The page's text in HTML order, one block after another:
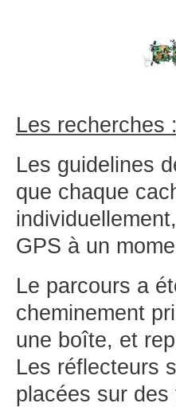
Les recherches :
Les guidelines
que chaque
GPS à un
Le parcours a
cheminement
une boîte, et
Les réflecteurs
placées sur des